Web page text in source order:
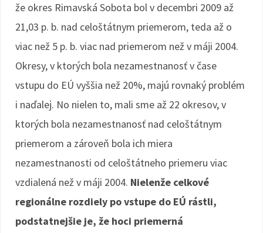
že okres Rimavská Sobota bol v decembri 2009 až
21,03 p. b. nad celoštátnym priemerom, teda až o
viac než 5 p. b. viac nad priemerom než v máji 2004.
Okresy, v ktorých bola nezamestnanosť v čase
vstupu do EÚ vyššia než 20%, majú rovnaký problém
i naďalej. No nielen to, mali sme až 22 okresov, v
ktorých bola nezamestnanosť nad celoštátnym
priemerom a zároveň bola ich miera
nezamestnanosti od celoštátneho priemeru viac
vzdialená než v máji 2004. Nielenže celkové
regionálne rozdiely po vstupe do EÚ rástli,
podstatnejšie je, že hoci priemerná